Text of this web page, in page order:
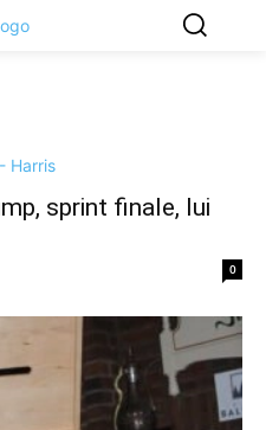
sprint finale, lui
0